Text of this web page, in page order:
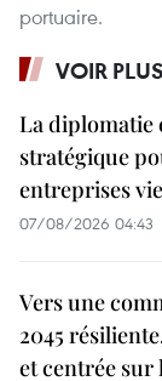
portuaire.
VOIR PLUS
La diplomatie
stratégique
entreprises
07/08/2026 04:43
Vers une
2045
et centrée sur